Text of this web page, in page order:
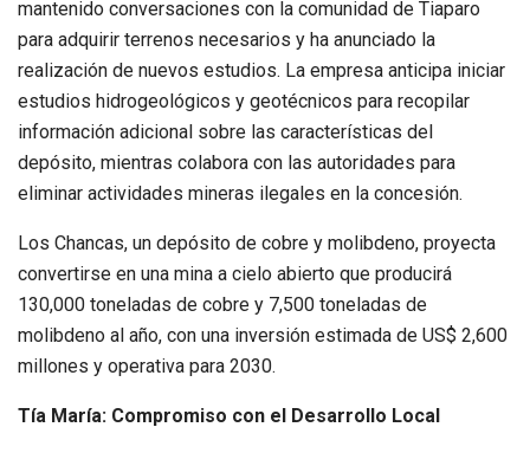
mantenido conversaciones con la comunidad de Tiaparo
para adquirir terrenos necesarios y ha anunciado la
realización de nuevos estudios. La empresa anticipa iniciar
estudios hidrogeológicos y geotécnicos para recopilar
información adicional sobre las características del
depósito, mientras colabora con las autoridades para
eliminar actividades mineras ilegales en la concesión.
Los Chancas, un depósito de cobre y molibdeno, proyecta
convertirse en una mina a cielo abierto que producirá
130,000 toneladas de cobre y 7,500 toneladas de
molibdeno al año, con una inversión estimada de US$ 2,600
millones y operativa para 2030.
Tía María: Compromiso con el Desarrollo Local